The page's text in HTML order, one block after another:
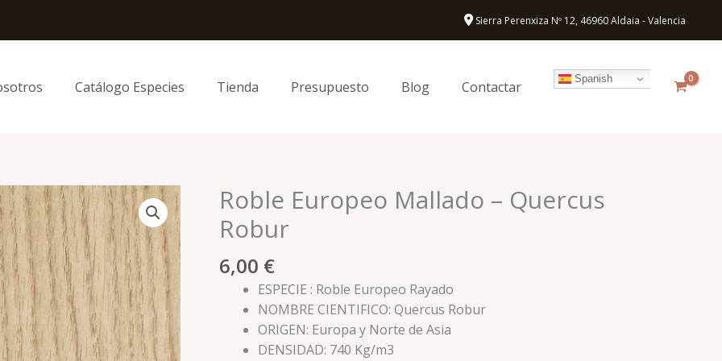
Sierra Perenxiza Nº 12, 46960 Aldaia - Valencia
Catálogo Especies Tienda Presupuesto Blog Contactar Spanish
Roble Europeo Mallado – Quercus
Robur
6,00 €
ESPECIE : Roble Europeo Rayado
NOMBRE CIENTIFICO: Quercus Robur
ORIGEN: Europa y Norte de Asia
DENSIDAD: 740 Kg/m3
Roble
Europeo
Mallado
Quercus
Robur
cantidad